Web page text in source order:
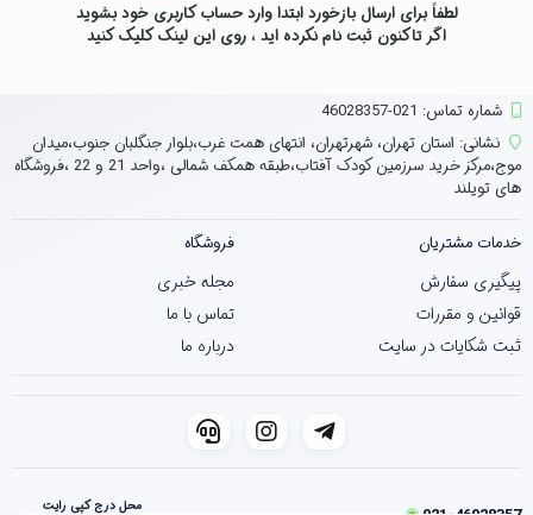
لطفاً برای ارسال بازخورد ابتدا وارد حساب کاربری خود بشوید
اگر تاکنون ثبت نام نکرده اید ، روی این لینککلیک کنید
شماره تماس‌: 021-46028357
نشانی: استان تهران، شهرتهران، انتهای همت غرب،بلوار جنگلبان جنوب،میدان
موج،مرکز خرید سرزمین کودک آفتاب،طبقه همکف شمالی ،واحد 21 و 22 ،فروشگاه
های تویلند
خدمات مشتریان
پیگیری سفارش
قوانین و مقررات
ثبت شکایات در سایت
فروشگاه
مجله خبری
تماس با ما
درباره ما
محل درج کپی رایت